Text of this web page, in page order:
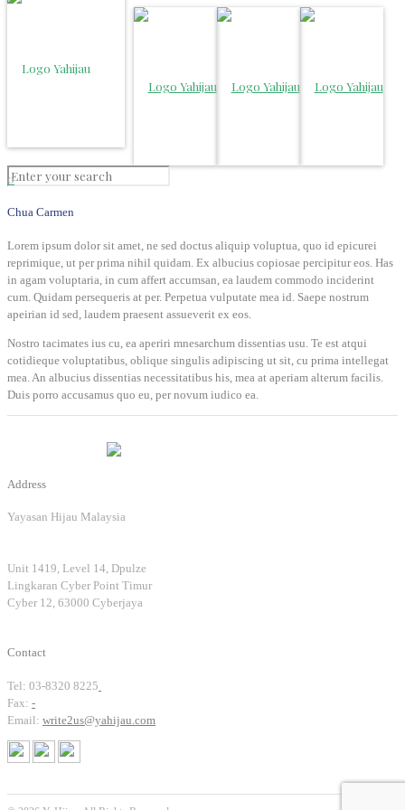
0
Chua Carmen
Lorem ipsum dolor sit amet, ne sed doctus aliquip voluptua, quo id epicurei
reprimique, ut per prima nihil quidam. Ex albucius copiosae percipitur eos. Has
in agam voluptaria, in cum affert accumsan, ea laudem commodo inciderint
cum. Quidam persequeris at per. Perpetua vulputate mea id. Saepe nostrum
apeirian id sed, laudem praesent assueverit ex eos.
Nostro tacimates ius cu, ea aperiri mnesarchum dissentias usu. Te est atqui
cotidieque voluptatibus, oblique singulis adipiscing ut sit, cu prima intellegat
mea. An albucius dissentias necessitatibus his, mea at aperiam alterum facilis.
Duis porro accusamus quo eu, per novum iudico ea.
Address
Yayasan Hijau Malaysia
Unit 1419, Level 14, Dpulze
Lingkaran Cyber Point Timur
Cyber 12, 63000 Cyberjaya
Contact
Tel: 03-8320 8225
Fax: -
Email: write2us@yahijau.com